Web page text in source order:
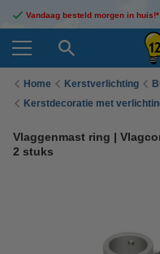
Vandaag besteld morgen in huis!*
Home Kerstverlichting
Kerstdecoratie met
Vlaggenmast ring |
2 stuks